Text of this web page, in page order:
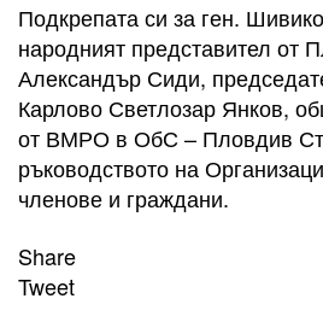
Подкрепата си за ген.
народният представител от
Александър Сиди,
Карлово Светлозар Янков,
от ВМРО в ОбС – Пловдив
ръководството на
членове и граждани.
Share
Tweet